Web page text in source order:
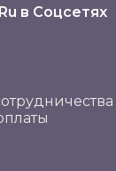
в Соцсетях